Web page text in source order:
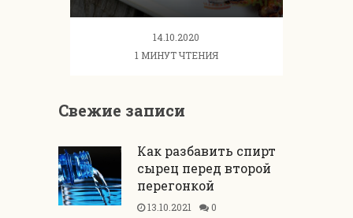
14.10.2020
1 МИНУТ ЧТЕНИЯ
Свежие записи
Как разбавить спирт
сырец перед второй
перегонкой
13.10.2021
0